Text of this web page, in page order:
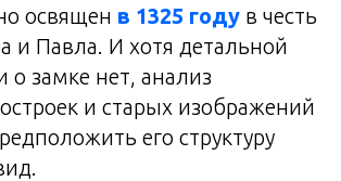
освящен в 1325 году в честь
и Павла. И хотя детальной
замке нет, анализ
и старых изображений
его структуру